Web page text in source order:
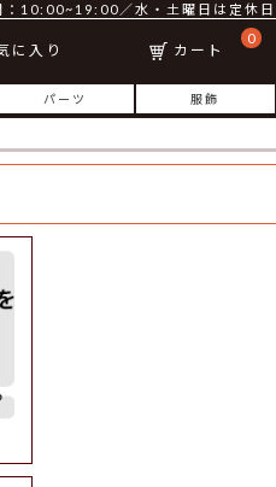
10:00~19:00／水・土曜日は定休日
に入り
0
カート
パーツ 服飾